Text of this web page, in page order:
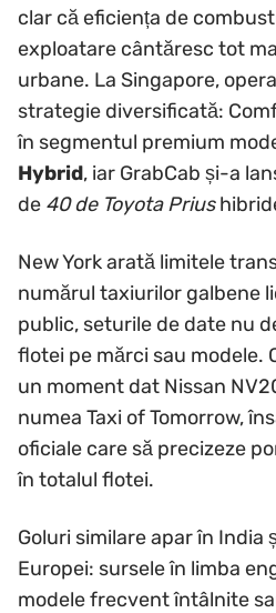
clar că eficiența de
exploatare cântăresc tot
urbane. La Singapore,
strategie diversificată:
în segmentul premium
Hybrid, iar GrabCab și-a
de 40 de Toyota Prius
New York arată limitele
numărul taxiurilor galbene
public, seturile de date nu
flotei pe mărci sau modele.
un moment dat Nissan
numea Taxi of Tomorrow,
oficiale care să precizeze
în totalul flotei.
Goluri similare apar în India
Europei: sursele în limba
modele frecvent întâlnite